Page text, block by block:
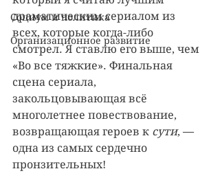
Социум и политика
Организационное развитие
драматическим сериалом из
всех, которые когда-либо
смотрел. Я ставлю его выше, чем
«Во все тяжкие». Финальная
сцена сериала,
закольцовывающая всё
многолетнее повествование,
возвращающая героев к сути, —
одна из самых сердечно
пронзительных!